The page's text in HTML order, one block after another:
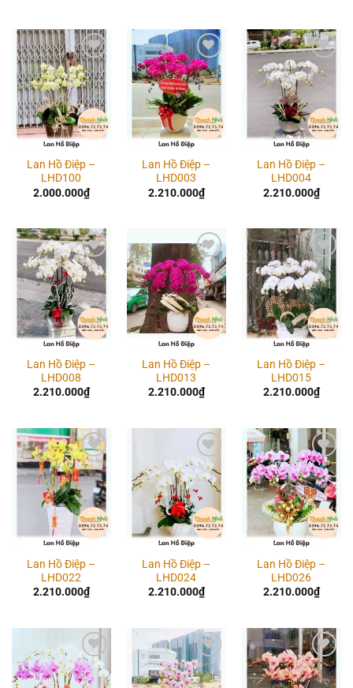
Add to
wishlist
Lan Hồ Điệp –
LHD100
2.000.000₫
Add to
wishlist
Lan Hồ Điệp –
LHD003
2.210.000₫
Add to
wishlist
Lan Hồ Điệp –
LHD004
2.210.000₫
Add to
wishlist
Lan Hồ Điệp –
LHD008
2.210.000₫
Add to
wishlist
Lan Hồ Điệp –
LHD013
2.210.000₫
Add to
wishlist
Lan Hồ Điệp –
LHD015
2.210.000₫
Add to
wishlist
Lan Hồ Điệp –
LHD022
2.210.000₫
Add to
wishlist
Lan Hồ Điệp –
LHD024
2.210.000₫
Add to
wishlist
Lan Hồ Điệp –
LHD026
2.210.000₫
Add to
wishlist
Add to
wishlist
Add to
wishlist